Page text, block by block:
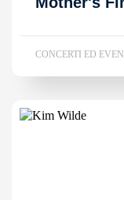
CONCERTI ED